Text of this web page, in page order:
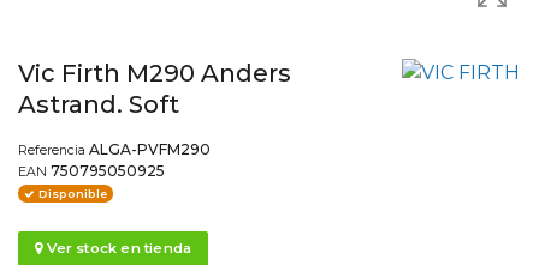
Vic Firth M290 Anders
Astrand. Soft
Referencia ALGA-PVFM290
EAN 750795050925
Disponible
Ver stock en tienda